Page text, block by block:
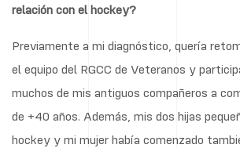
relación con el hockey?
Previamente a mi diagnóstico, quería
el equipo del RGCC de Veteranos y
muchos de mis antiguos compañeros a
de +40 años. Además, mis dos hijas
hockey y mi mujer había comenzado